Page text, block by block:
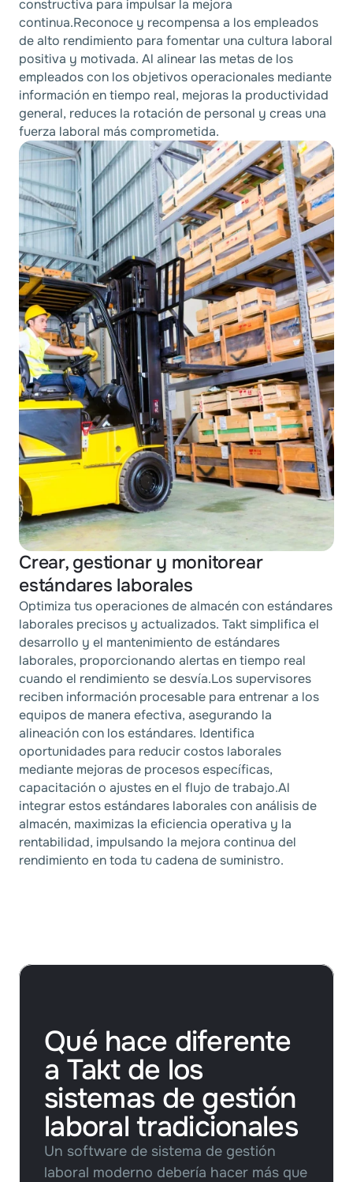
constructiva para impulsar la mejora
continua.Reconoce y recompensa a los empleados
de alto rendimiento para fomentar una cultura laboral
positiva y motivada. Al alinear las metas de los
empleados con los objetivos operacionales mediante
información en tiempo real, mejoras la productividad
general, reduces la rotación de personal y creas una
fuerza laboral más comprometida.
Crear, gestionar y monitorear
estándares laborales
Optimiza tus operaciones de almacén con estándares
laborales precisos y actualizados. Takt simplifica el
desarrollo y el mantenimiento de estándares
laborales, proporcionando alertas en tiempo real
cuando el rendimiento se desvía.Los supervisores
reciben información procesable para entrenar a los
equipos de manera efectiva, asegurando la
alineación con los estándares. Identifica
oportunidades para reducir costos laborales
mediante mejoras de procesos específicas,
capacitación o ajustes en el flujo de trabajo.Al
integrar estos estándares laborales con análisis de
almacén, maximizas la eficiencia operativa y la
rentabilidad, impulsando la mejora continua del
rendimiento en toda tu cadena de suministro.
Qué hace diferente
a Takt de los
sistemas de gestión
laboral tradicionales
Un software de sistema de gestión
laboral moderno debería hacer más que